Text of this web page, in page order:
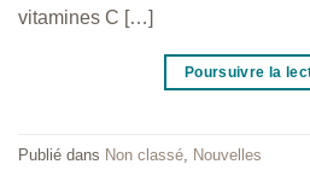
vitamines C […]
Poursuivre la
Publié dans Non classé Nouvelles